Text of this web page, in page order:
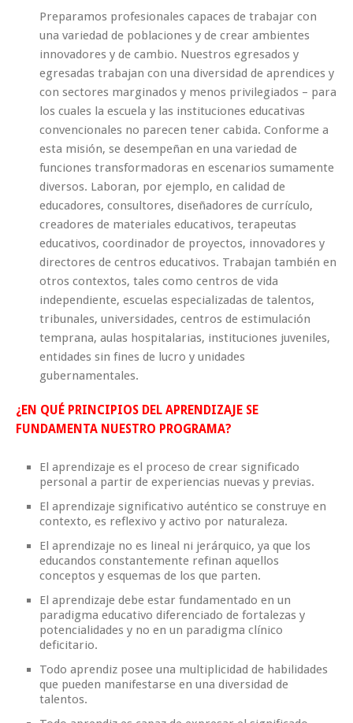
Preparamos profesionales capaces de trabajar con
una variedad de poblaciones y de crear ambientes
innovadores y de cambio. Nuestros egresados y
egresadas trabajan con una diversidad de aprendices y
con sectores marginados y menos privilegiados – para
los cuales la escuela y las instituciones educativas
convencionales no parecen tener cabida. Conforme a
esta misión, se desempeñan en una variedad de
funciones transformadoras en escenarios sumamente
diversos. Laboran, por ejemplo, en calidad de
educadores, consultores, diseñadores de currículo,
creadores de materiales educativos, terapeutas
educativos, coordinador de proyectos, innovadores y
directores de centros educativos. Trabajan también en
otros contextos, tales como centros de vida
independiente, escuelas especializadas de talentos,
tribunales, universidades, centros de estimulación
temprana, aulas hospitalarias, instituciones juveniles,
entidades sin fines de lucro y unidades
gubernamentales.
¿EN QUÉ PRINCIPIOS DEL APRENDIZAJE SE
FUNDAMENTA NUESTRO PROGRAMA?
El aprendizaje es el proceso de crear significado
personal a partir de experiencias nuevas y previas.
El aprendizaje significativo auténtico se construye en
contexto, es reflexivo y activo por naturaleza.
El aprendizaje no es lineal ni jerárquico, ya que los
educandos constantemente refinan aquellos
conceptos y esquemas de los que parten.
El aprendizaje debe estar fundamentado en un
paradigma educativo diferenciado de fortalezas y
potencialidades y no en un paradigma clínico
deficitario.
Todo aprendiz posee una multiplicidad de habilidades
que pueden manifestarse en una diversidad de
talentos.